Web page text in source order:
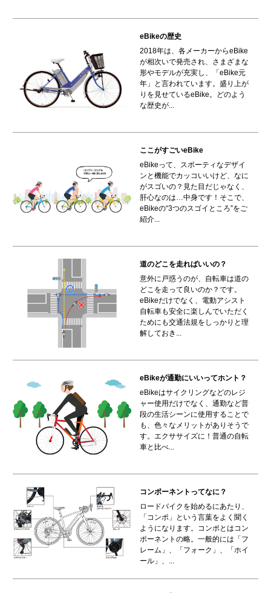
eBikeの歴史
2018年は、各メーカーからeBike
が相次いで発売され、さまざまな
形やモデルが充実し、「eBike元
年」と言われています。盛り上が
りを見せているeBike。どのよう
な歴史が...
ここがすごいeBike
eBikeって、スポーティなデザイ
ンと機能でカッコいいけど、なに
がスゴいの？見た目だじゃなく、
肝心なのは…中身です！そこで、
eBikeの“3つのスゴイところ”をご
紹介...
道のどこを走ればいいの？
意外に戸惑うのが、自転車は道の
どこを走って良いのか？です。
eBikeだけでなく、電動アシスト
自転車も安全に楽しんでいただく
ためにも交通法規をしっかりと理
解しておき...
eBikeが通勤にいいってホント？
eBikeはサイクリングなどのレジ
ャー使用だけでなく、通勤など普
段の生活シーンに使用することで
も、色々なメリットがありそうで
す。エクササイズに！普通の自転
車と比べ...
コンポーネントってなに？
ロードバイクを始めるにあたり、
「コンポ」という言葉をよく聞く
ようになります。コンポとはコン
ポーネントの略。一般的には「フ
レーム」、「フォーク」、「ホイ
ール」、...